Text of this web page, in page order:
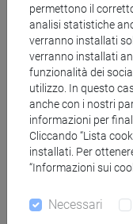
bilance
gas cromatografi
A)
spettrofotometri
Elmer Lambda
spettrofotometro
strumenti per
(Micromeritics
2000)
permettono il
analisi statistiche
verranno installati
verranno installati
funzionalità dei
utilizzo. In questo
anche con i nostri
informazioni per
Cliccando “Lista
installati. Per
“Informazioni sui
Necessari